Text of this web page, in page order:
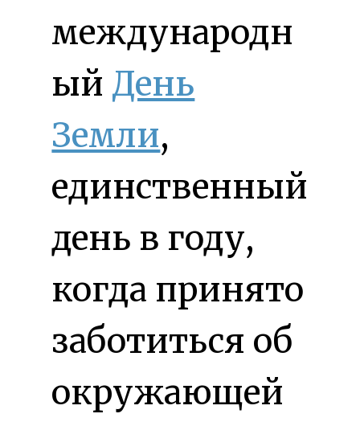
международн
ый День
Земли,
единственный
день в году,
когда принято
заботиться об
окружающей